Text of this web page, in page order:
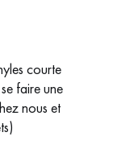
courte
faire une
nous et